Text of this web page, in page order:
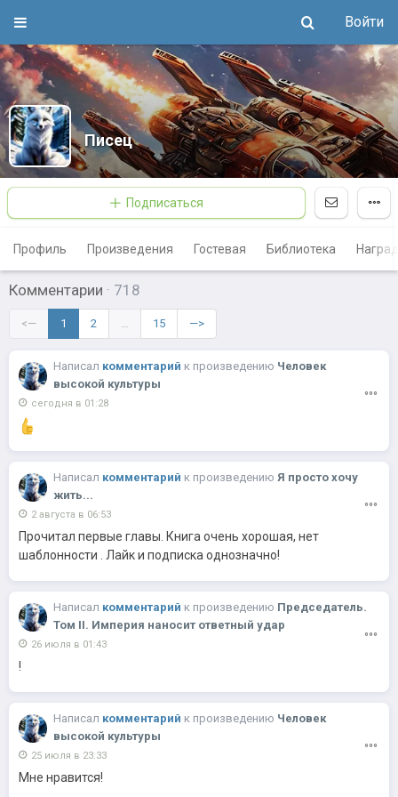
Войти
Писец
Подписаться
Профиль Произведения Гостевая Библиотека
Комментарии · 718
<— 1 2 … 15 —>
Написал комментарий к произведению Человек
высокой культуры
сегодня в 01:28
Написал комментарий к произведению Я просто хочу
жить...
2 августа в 06:53
Прочитал первые главы. Книга очень хорошая, нет
шаблонности . Лайк и подписка однозначно!
Написал комментарий к произведению Председатель.
Том II. Империя наносит ответный удар
26 июля в 01:43
!
Написал комментарий к произведению Человек
высокой культуры
25 июля в 23:33
Мне нравится!